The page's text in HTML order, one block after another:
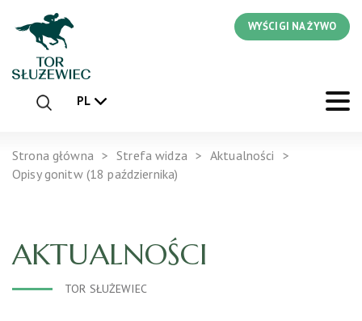
WYŚCIGI NA ŻYWO
PL
Strona główna Strefa widza
Aktualności
Opisy gonitw (18 października)
AKTUALNOŚCI
TOR SŁUŻEWIEC